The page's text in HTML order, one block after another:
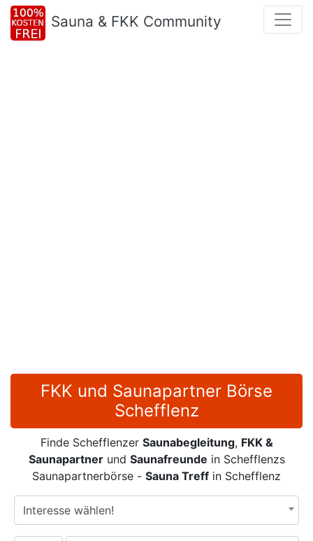
Sauna & FKK Community
FKK und Saunapartner Börse
Schefflenz
Finde Schefflenzer Saunabegleitung, FKK &
Saunapartnerund Saunafreunde in Schefflenzs
Saunapartnerbörse - Sauna Treff in Schefflenz
Interesse wählen!